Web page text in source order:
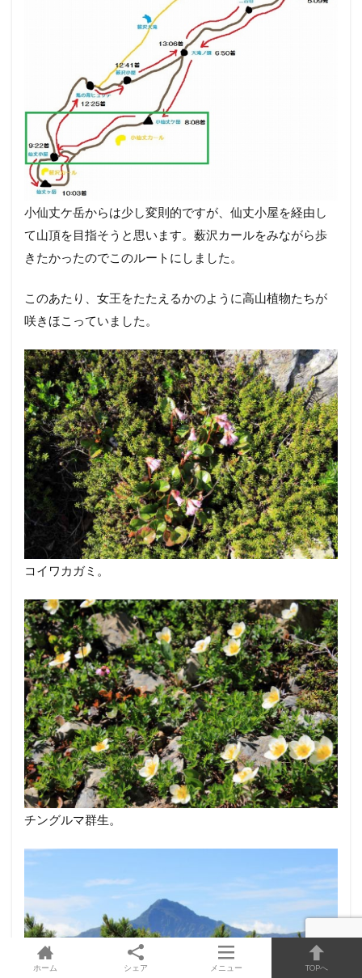
小仙丈ケ岳からは少し変則的ですが、仙丈小屋を経由し
て山頂を目指そうと思います。薮沢カールをみながら歩
きたかったのでこのルートにしました。
このあたり、女王をたたえるかのように高山植物たちが
咲きほこっていました。
コイワカガミ。
チングルマ群生。
ホーム シェア メニュー TOPへ